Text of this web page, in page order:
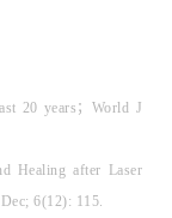
20 years；World J
Healing after Laser
6(12): 115.